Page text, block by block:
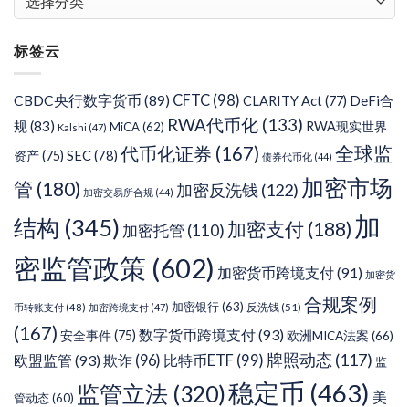
类
标签云
CBDC央行数字货币 (89) CFTC (98) CLARITY Act(77) DeFi合
规(83) Kalshi (47) MiCA(62) RWA代币化 (133) RWA现实世界
资产(75) SEC(78) 代币化证券 (167) 债券代币化 (44) 全球监
管 (180) 加密交易所合规 (44) 加密反洗钱 (122) 加密市场
结构 (345) 加密托管 (110) 加密支付 (188) 加
密监管政策 (602) 加密货币跨境支付(91) 加密货
币转账支付 (48) 加密跨境支付 (47) 加密银行(63) 反洗钱(51) 合规案例
(167) 安全事件(75) 数字货币跨境支付(93)欧洲MICA法案 (66)
欧盟监管 (93)欺诈 (96) 比特币ETF (99) 牌照动态 (117) 监
管动态(60) 监管立法 (320)稳定币 (463) 美